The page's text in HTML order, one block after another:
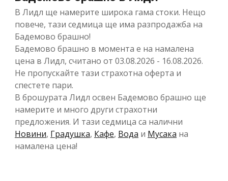
В Лидл ще намерите широка гама стоки. Нещо
повече, тази седмица ще има разпродажба на
Бадемово брашно!
Бадемово брашно в момента е на намалена
цена в Лидл, считано от 03.08.2026 - 16.08.2026.
Не пропускайте тази страхотна оферта и
спестете пари.
В брошурата Лидл освен Бадемово брашно ще
намерите и много други страхотни
предложения. И тази седмица са налични
Новини, Градушка, Кафе, Вода и Мусака на
намалена цена!